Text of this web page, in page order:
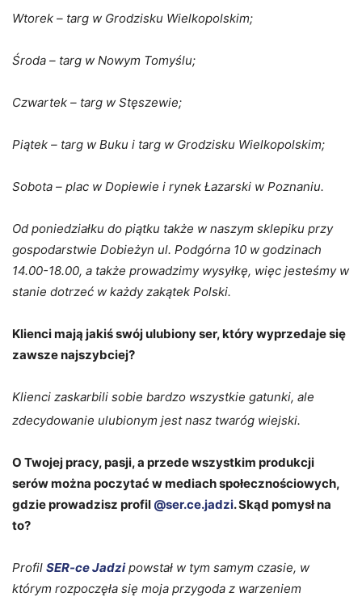
Wtorek – targ w Grodzisku Wielkopolskim;
Środa – targ w Nowym Tomyślu;
Czwartek – targ w Stęszewie;
Piątek – targ w Buku i targ w Grodzisku Wielkopolskim;
Sobota – plac w Dopiewie i rynek Łazarski w Poznaniu.
Od poniedziałku do piątku także w naszym sklepiku przy
gospodarstwie Dobieżyn ul. Podgórna 10 w godzinach
14.00-18.00, a także prowadzimy wysyłkę, więc jesteśmy w
stanie dotrzeć w każdy zakątek Polski.
Klienci mają jakiś swój ulubiony ser, który wyprzedaje się
zawsze najszybciej?
Klienci zaskarbili sobie bardzo wszystkie gatunki, ale
zdecydowanie ulubionym jest nasz twaróg wiejski.
O Twojej pracy, pasji, a przede wszystkim produkcji
serów można poczytać w mediach społecznościowych,
gdzie prowadzisz profil @ser.ce.jadzi. Skąd pomysł na
to?
Profil SER-ce Jadzipowstał w tym samym czasie, w
którym rozpoczęła się moja przygoda z warzeniem